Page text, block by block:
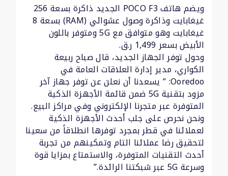
ويضم هاتف POCO F3 الجديد ذاكرة بسعة 256
غيغابايت وذاكرة وصول عشوائي (RAM) بسعة 8
غيغابايت وهو متوافق مع 5G ومتوفر باللون
الأبيض بسعر 1,499 ر.ق.
وحول توفر الجهاز الجديد، قال صباح ربيعة
الكواري، مدير إدارة العلاقات العامة في
Ooredoo: ” يسعدنا أن نعلن عن توفر جهاز آخر
مزود بتقنية 5G ضمن قائمة الأجهزة الذكية
المتوفرة عبر متجرنا الإلكتروني وفي مراكز البيع.
ونحن نحرص على جلب أحدث الأجهزة الذكية
لعملائنا في قطر بمجرد توفرها انطلاقاً من سعينا
لتحقيق رضا عملائنا التام وتمكينهم من تجربة
أحدث التقنيات المتوفرة، والاستمتاع بمزايا قوة
وسرعة 5G عبر شبكتنا الرائدة.”